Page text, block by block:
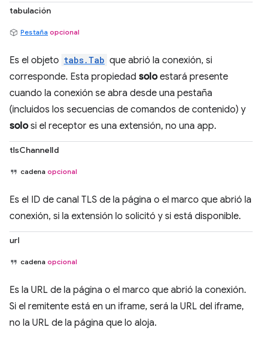
tabulación
Pestaña opcional
Es el objeto tabs.Tab que abrió la conexión, si
corresponde. Esta propiedad soloestará presente
cuando la conexión se abra desde una pestaña
(incluidos los secuencias de comandos de contenido) y
solosi el receptor es una extensión, no una app.
tlsChannelId
cadena opcional
Es el ID de canal TLS de la página o el marco que abrió la
conexión, si la extensión lo solicitó y si está disponible.
url
cadena opcional
Es la URL de la página o el marco que abrió la conexión.
Si el remitente está en un iframe, será la URL del iframe,
no la URL de la página que lo aloja.